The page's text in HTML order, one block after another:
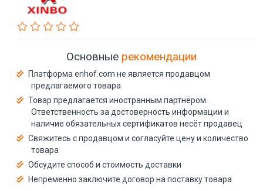
Основные рекомендации
Платформа enhof.com не является продавцом
предлагаемого товара
Товар предлагается иностранным партнёром.
Ответственность за достоверность информации и
наличие обязательных сертификатов несёт продавец
Свяжитесь с продавцом и согласуйте цену и количество
товара
Обсудите способ и стоимость доставки
Непременно заключите договор на поставку товара